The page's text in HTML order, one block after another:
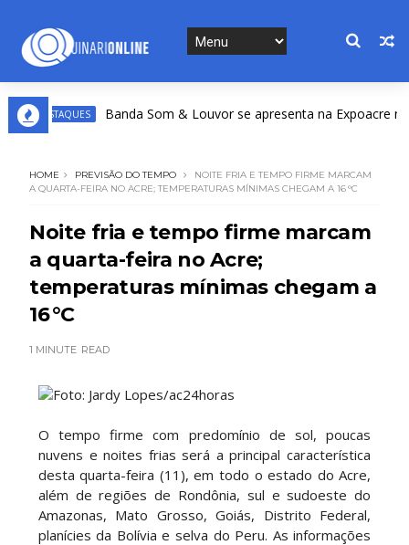
DESTAQUES Banda Som & Louvor se apresenta na Expoacre nesta
HOME PREVISÃO DO TEMPO
NOITE FRIA E TEMPO FIRME MARCAM
A QUARTA-FEIRA NO ACRE; TEMPERATURAS MÍNIMAS CHEGAM A 16 °C
Noite fria e tempo firme marcam
a quarta-feira no Acre;
temperaturas mínimas chegam a
16 °C
1 MINUTE READ
Foto: Jardy Lopes/ac24horas
O tempo firme com predomínio de sol, poucas
nuvens e noites frias será a principal característica
desta quarta-feira (11), em todo o estado do Acre,
além de regiões de Rondônia, sul e sudoeste do
Amazonas, Mato Grosso, Goiás, Distrito Federal,
planícies da Bolívia e selva do Peru. As informações